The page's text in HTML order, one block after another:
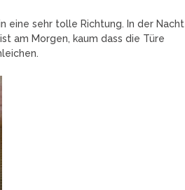
eine sehr tolle Richtung. In der Nacht
am Morgen, kaum dass die Türe